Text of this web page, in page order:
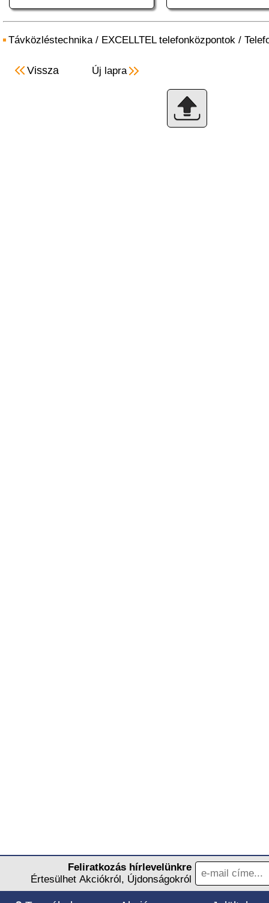
Távközléstechnika/ EXCELLTEL telefonközpontok /
Vissza Új lapra
Feliratkozás hírlevelünkre
Értesülhet Akciókról, Újdonságokról